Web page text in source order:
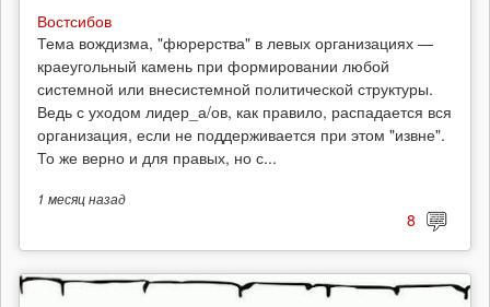
Востсибов
Тема вождизма, "фюрерства" в левых организациях —
краеугольный камень при формировании любой
системной или внесистемной политической структуры.
Ведь с уходом лидер_а/ов, как правило, распадается вся
организация, если не поддерживается при этом "извне".
То же верно и для правых, но с...
1 месяцназад
8